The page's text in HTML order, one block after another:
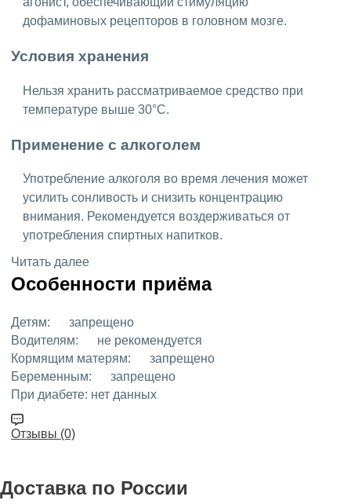
дофаминовых рецепторов в головном мозге.
Условия хранения
Нельзя хранить рассматриваемое средство при
температуре выше 30°C.
Применение с алкоголем
Употребление алкоголя во время лечения может
усилить сонливость и снизить концентрацию
внимания. Рекомендуется воздерживаться от
употребления спиртных напитков.
Читать далее
Особенности приёма
Детям:
запрещено
Водителям:
не рекомендуется
Кормящим матерям:
запрещено
Беременным:
запрещено
При диабете: нет данных
Отзывы (0)
Доставка по России